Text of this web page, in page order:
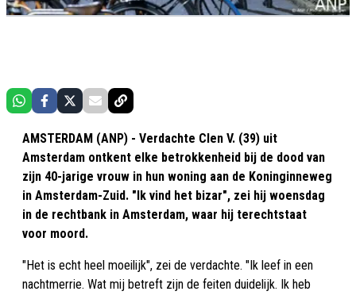
AMSTERDAM (ANP) - Verdachte Clen V. (39) uit
Amsterdam ontkent elke betrokkenheid bij de dood van
zijn 40-jarige vrouw in hun woning aan de Koninginneweg
in Amsterdam-Zuid. "Ik vind het bizar", zei hij woensdag
in de rechtbank in Amsterdam, waar hij terechtstaat
voor moord.
"Het is echt heel moeilijk", zei de verdachte. "Ik leef in een
nachtmerrie. Wat mij betreft zijn de feiten duidelijk. Ik heb